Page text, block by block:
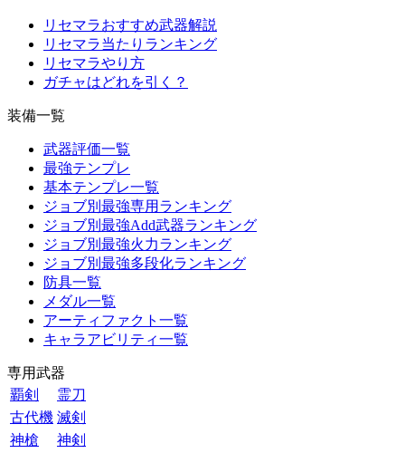
リセマラおすすめ武器解説
リセマラ当たりランキング
リセマラやり方
ガチャはどれを引く？
装備一覧
武器評価一覧
最強テンプレ
基本テンプレ一覧
ジョブ別最強専用ランキング
ジョブ別最強Add武器ランキング
ジョブ別最強火力ランキング
ジョブ別最強多段化ランキング
防具一覧
メダル一覧
アーティファクト一覧
キャラアビリティ一覧
専用武器
覇剣
霊刀
古代機 滅剣
神槍
神剣